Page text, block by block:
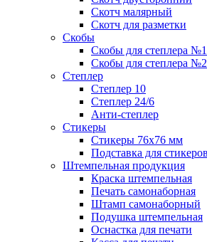
Скотч малярный
Скотч для разметки
Скобы
Скобы для степлера
Скобы для степлера
Степлер
Степлер 10
Степлер 24/6
Анти-степлер
Стикеры
Стикеры 76x76 мм
Подставка для стикеров
Штемпельная продукция
Краска штемпельная
Печать самонаборная
Штамп самонаборный
Подушка штемпельная
Оснастка для печати